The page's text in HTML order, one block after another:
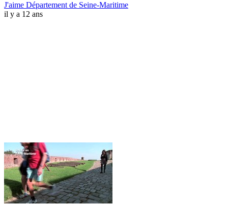
J'aime Département de Seine-Maritime
il y a 12 ans